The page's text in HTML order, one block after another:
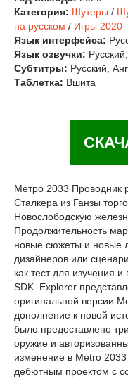
Категория: Шутеры /
на русском / Игры 2020
Язык интерфейса:
Язык озвучки:
Субтитры: Русский,
Таблетка: Вшита
Метро 2033 Проводник
Сталкера из Ганзы
Новослободскую
Продолжительность
новые сюжеты и новые
дизайнеров или
как тест для изучения
SDK. Explorer
оригинальной версии
дополнение к новой
было предоставлено
оружие и
изменение в Metro
дебютным проектом с